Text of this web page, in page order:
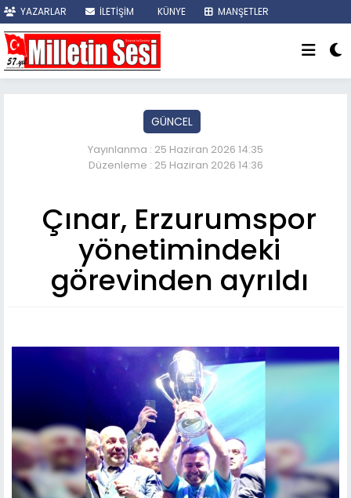
YAZARLAR İLETİŞİM KÜNYE
MANŞETLER
SON DAKİKA
GÜNCEL
Yayınlanma : 25 Haziran 2026 14:35
Düzenleme : 25 Haziran 2026 14:36
Çınar, Erzurumspor
yönetimindeki
görevinden ayrıldı